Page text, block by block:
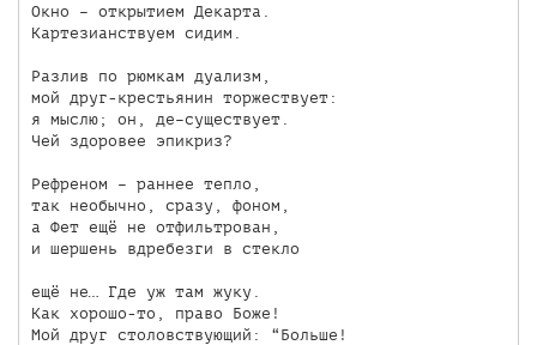
Окно – открытием Декарта.
Картезианствуем сидим.
Разлив по рюмкам дуализм,
мой друг-крестьянин торжествует:
я мыслю; он, де–существует.
Чей здоровее эпикриз?
Рефреном – раннее тепло,
так необычно, сразу, фоном,
а Фет ещё не отфильтрован,
и шершень вдребезги в стекло
ещё не… Где уж там жуку.
Как хорошо-то, право Боже!
Мой друг столовствующий: “Больше!